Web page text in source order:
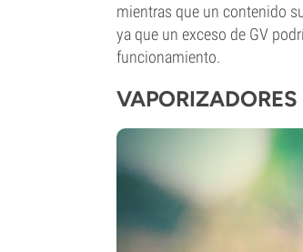
mientras que un contenido
ya que un exceso de GV
funcionamiento.